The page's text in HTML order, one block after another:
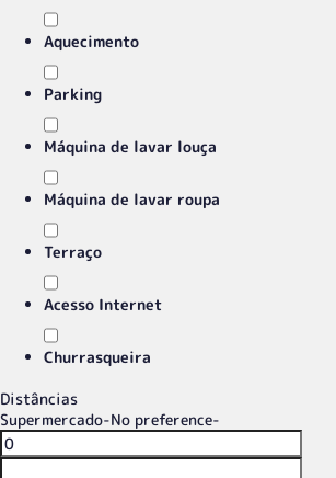
Aquecimento
Parking
Máquina de lavar louça
Máquina de lavar roupa
Terraço
Acesso Internet
Churrasqueira
Distâncias
Supermercado-No preference-